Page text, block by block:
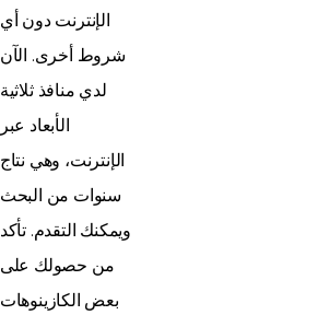
الإنترنت دون أي
شروط أخرى. الآن
لدي منافذ ثلاثية
الأبعاد عبر
الإنترنت، وهي نتاج
سنوات من البحث
ويمكنك التقدم. تأكد
من حصولك على
بعض الكازينوهات